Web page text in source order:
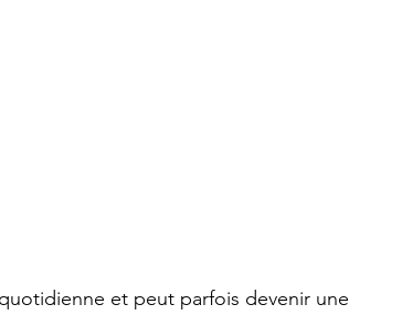
et peut parfois devenir une